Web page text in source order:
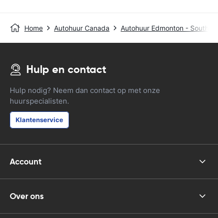
Home Autohuur Canada Autohuur Edmonton - South
Hulp en contact
Hulp nodig? Neem dan contact op met onze
huurspecialisten.
Klantenservice
Account
Over ons